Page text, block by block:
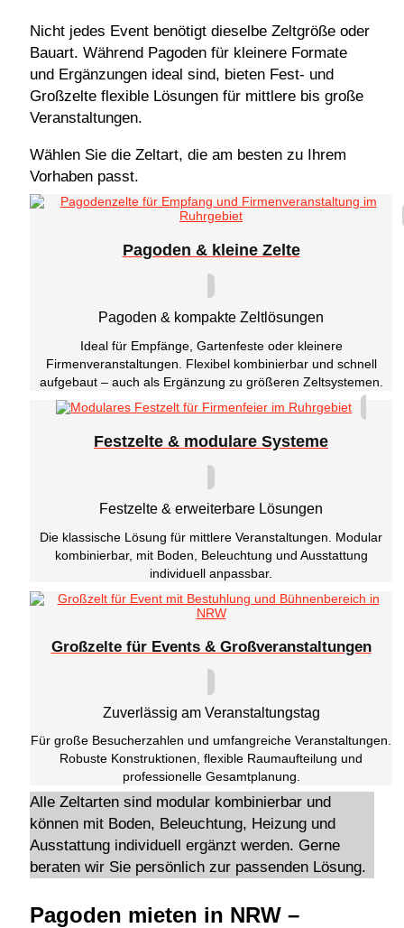
Nicht jedes Event benötigt dieselbe Zeltgröße oder
Bauart. Während Pagoden für kleinere Formate
und Ergänzungen ideal sind, bieten Fest- und
Großzelte flexible Lösungen für mittlere bis große
Veranstaltungen.
Wählen Sie die Zeltart, die am besten zu Ihrem
Vorhaben passt.
Pagoden & kleine Zelte
Pagoden & kompakte Zeltlösungen
Ideal für Empfänge, Gartenfeste oder kleinere
Firmenveranstaltungen. Flexibel kombinierbar und schnell
aufgebaut – auch als Ergänzung zu größeren Zeltsystemen.
Festzelte & modulare Systeme
Festzelte & erweiterbare Lösungen
Die klassische Lösung für mittlere Veranstaltungen. Modular
kombinierbar, mit Boden, Beleuchtung und Ausstattung
individuell anpassbar.
Großzelte für Events & Großveranstaltungen
Zuverlässig am Veranstaltungstag
Für große Besucherzahlen und umfangreiche Veranstaltungen.
Robuste Konstruktionen, flexible Raumaufteilung und
professionelle Gesamtplanung.
Alle Zeltarten sind modular kombinierbar und
können mit Boden, Beleuchtung, Heizung und
Ausstattung individuell ergänzt werden. Gerne
beraten wir Sie persönlich zur passenden Lösung.
Pagoden mieten in NRW –